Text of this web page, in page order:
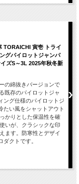
TORAICHI 寅壱 トライ
グパイロットジャンパ
ズS～3L 2025年秋冬新
の綿抜きバージョンで
既存のパイロットジャ
ング仕様のパイロットジ
たい風をシャットアウト
かりとした保温性を確
いが、クラシックな印
ます。防寒性とデザイ
クトです。